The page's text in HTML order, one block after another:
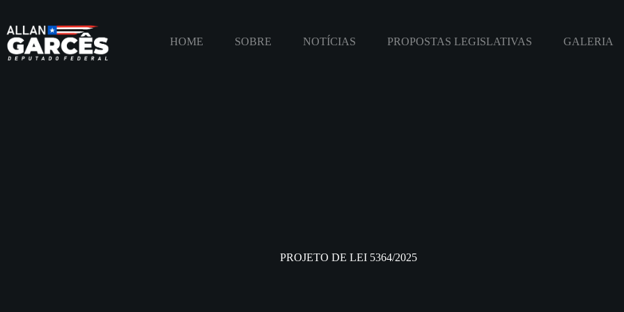
HOME SOBRE NOTÍCIAS PROPOSTAS LEGISLATIVAS GALERIA
PROJETO DE LEI 5364/2025